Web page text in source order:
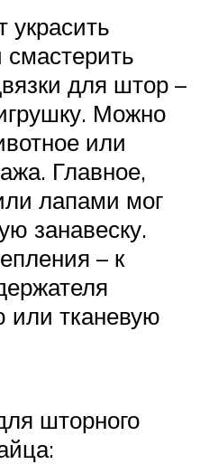
украсить
смастерить
для штор –
Можно
или
Главное,
лапами мог
занавеску.
– к
или тканевую
шторного